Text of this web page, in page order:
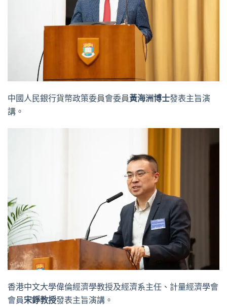
中國人民銀行貨幣政策委員會委員黃海洲博士發表主旨演
講。
香港中文大學偉倫經濟學教授及經濟系主任、計量經濟學會
會員宋錚教授發表主旨演講。